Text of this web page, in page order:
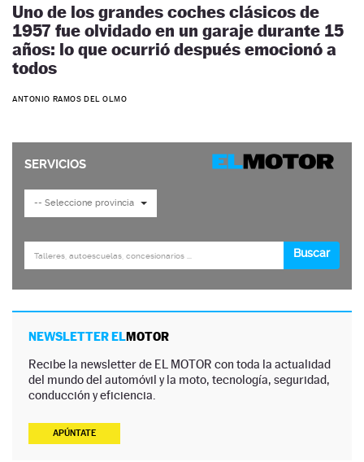
Uno de los grandes coches clásicos de
1957 fue olvidado en un garaje durante 15
años: lo que ocurrió después emocionó a
todos
ANTONIO RAMOS DEL OLMO
NEWSLETTER ELMOTOR
Recibe la newsletter de EL MOTOR con toda la actualidad
del mundo del automóvil y la moto, tecnología, seguridad,
conducción y eficiencia.
APÚNTATE